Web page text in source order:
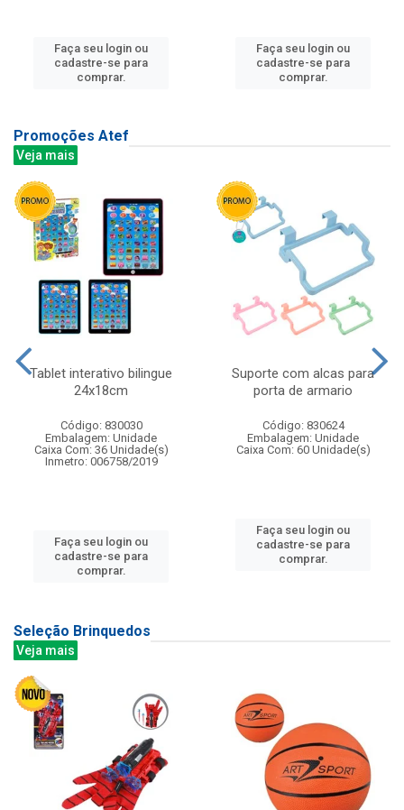
Faça seu login ou
cadastre-se para
comprar.
Faça seu login ou
cadastre-se para
comprar.
Promoções Atef
Veja mais
Tablet interativo bilingue
24x18cm
Código: 830030
Embalagem: Unidade
Caixa Com: 36 Unidade(s)
Inmetro: 006758/2019
Faça seu login ou
cadastre-se para
comprar.
Suporte com alcas para
porta de armario
Código: 830624
Embalagem: Unidade
Caixa Com: 60 Unidade(s)
Faça seu login ou
cadastre-se para
comprar.
Seleção Brinquedos
Veja mais